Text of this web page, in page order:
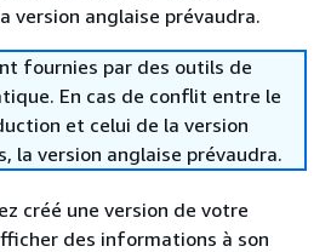
version anglaise prévaudra.
fournies par des outils de
En cas de conflit entre le
et celui de la version
la version anglaise prévaudra.
créé une version de votre
des informations à son